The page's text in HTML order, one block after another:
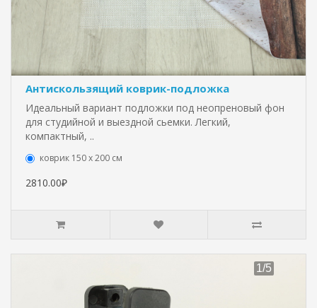
Антискользящий коврик-подложка
Идеальный вариант подложки под неопреновый фон
для студийной и выездной сьемки. Легкий,
компактный, ..
коврик 150 х 200 см
2810.00₽